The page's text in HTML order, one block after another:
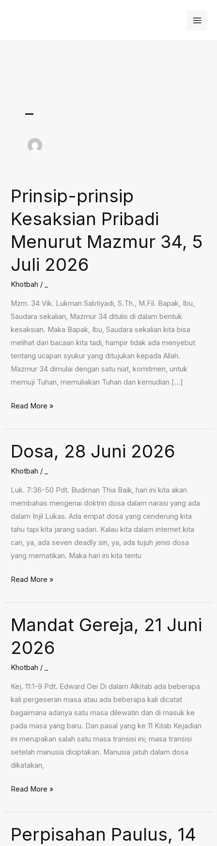
Prinsip-prinsip
Kesaksian Pribadi
Menurut Mazmur 34, 5
Juli 2026
Khotbah /
Mzm. 34 Vik. Lukman Sabtiyadi, S.Th., M.Fil. Bapak, Ibu,
Saudara sekalian, Mazmur 34 ditulis di dalam bentuk
kesaksian. Maka Bapak, Ibu, Saudara sekalian kita bisa
melihat dari bacaan kita tadi, hampir tidak ada menyebut
tentang ucapan syukur yang ditujukan kepada Allah.
Mazmur 34 dimulai dengan satu niat, komitmen, untuk
memuji Tuhan, memuliakan Tuhan dan kemudian […]
Prinsip-
Kesaksian
Pribadi
Menurut
Mazmur
Read More »
Dosa, 28 Juni 2026
Khotbah /
Luk. 7:36-50 Pdt. Budiman Thia Baik, hari ini kita akan
membahas mengenai doktrin dosa dalam narasi yang ada
dalam Injil Lukas. Ada empat dosa yang cenderung kita
tahu tapi kita jarang sadari. Kalau kita dalam internet kita
cari, ya, ada seven deadly sin, ya, ada tujuh jenis dosa
yang mematikan. Maka hari ini kita tentu
Dosa,
Juni
2026
Read More »
Mandat Gereja, 21 Juni
2026
Khotbah /
Kej. 11:1-9 Pdt. Edward Oei Di dalam Alkitab ada beberapa
kali pergeseran masa atau ada beberapa kali dicatat
bagaimana adanya satu masa dilewatin dan di masuk ke
pada masa yang baru. Dan pasal yang ke 11 Kitab Kejadian
ini merupakan salah satu masa transisi ini; masa transisi
setelah manusia diciptakan. Manusia jatuh dalam dosa
dikatakan,
Mandat
21
Juni
2026
Read More »
Perpisahan Paulus, 14